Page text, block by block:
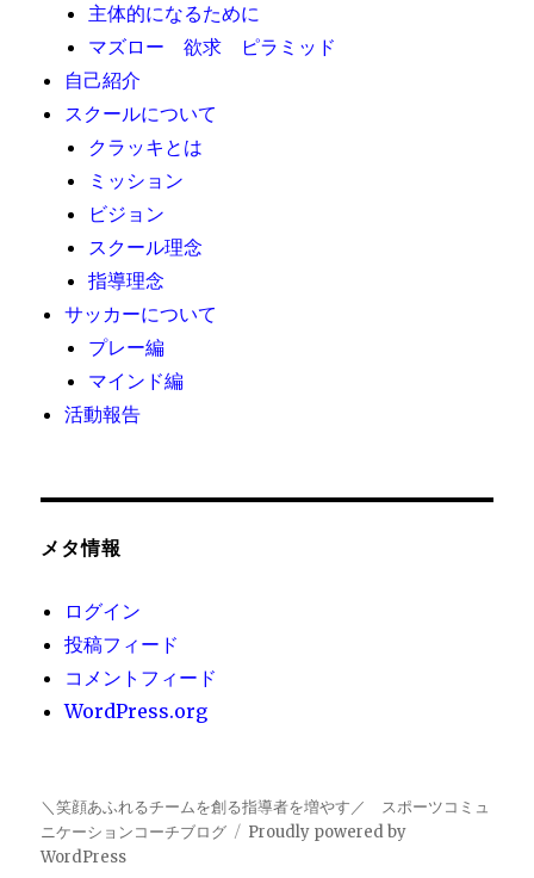
主体的になるために
マズロー 欲求 ピラミッド
自己紹介
スクールについて
クラッキとは
ミッション
ビジョン
スクール理念
指導理念
サッカーについて
プレー編
マインド編
活動報告
メタ情報
ログイン
投稿フィード
コメントフィード
WordPress.org
＼笑顔あふれるチームを創る指導者を増やす／ スポーツコミュ
ニケーションコーチブログ
Proudly powered by
WordPress